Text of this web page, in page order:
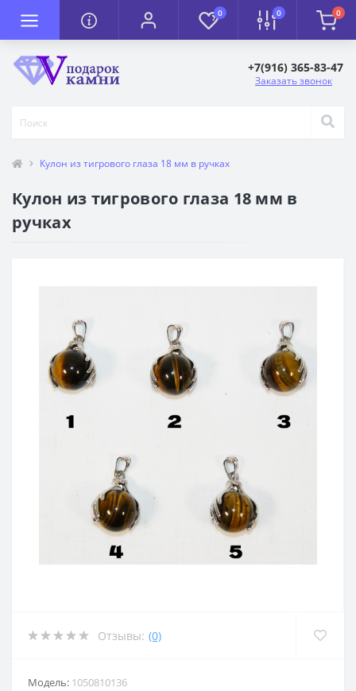
0 0 0
+7(916) 365-83-47
Заказать звонок
Кулон из тигрового глаза 18 мм в ручках
Кулон из тигрового глаза 18 мм в
ручках
Отзывы: (0)
Модель: 1050810136